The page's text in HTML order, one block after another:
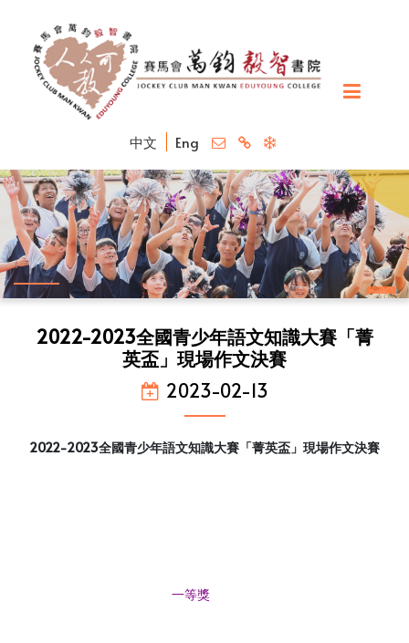
中文 Eng
2022-2023全國青少年語文知識大賽「菁
英盃」現場作文決賽
2023-02-13
2022-2023全國青少年語文知識大賽「菁英盃」現場作文決賽
一等獎